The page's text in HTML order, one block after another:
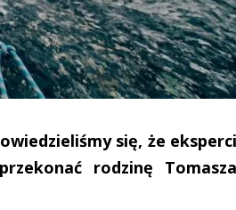
się, że eksperci
rodzinę Tomasza